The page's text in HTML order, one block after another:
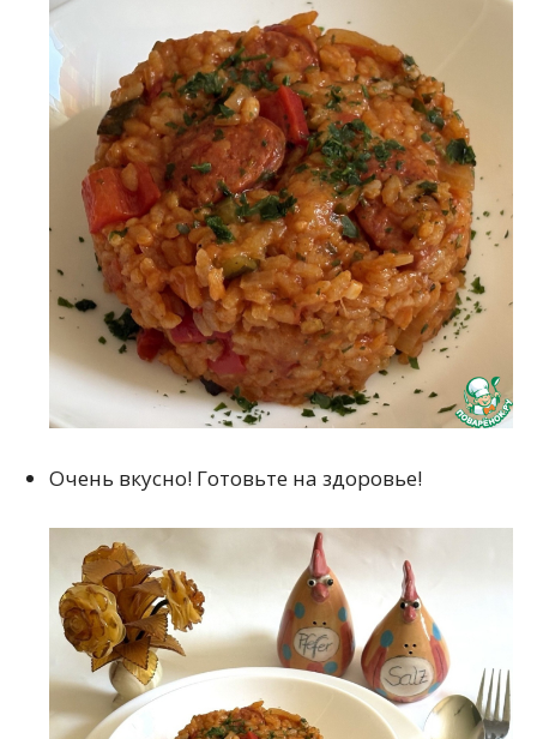
Очень вкусно! Готовьте на здоровье!